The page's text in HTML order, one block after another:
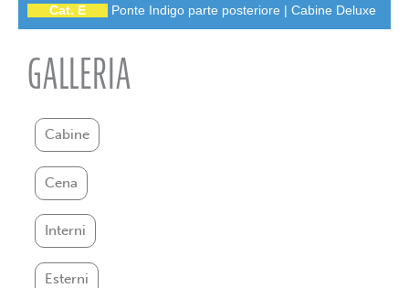
Cat. E
Ponte Indigo parte posteriore | Cabine Deluxe
GALLERIA
Cabine
Cena
Interni
Esterni